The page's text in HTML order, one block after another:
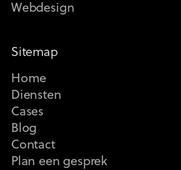
Webdesign
Sitemap
Home
Diensten
Cases
Blog
Contact
Plan een gesprek